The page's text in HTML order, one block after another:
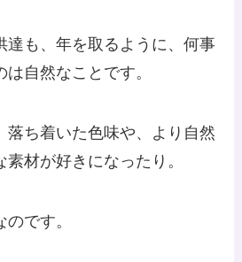
達も、年を取るように、何事
自然なことです。
落ち着いた色味や、より自然
材が好きになったり。
のです。